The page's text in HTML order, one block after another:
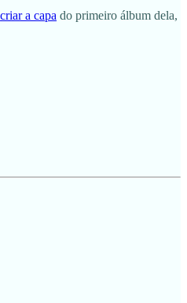
criar a capa do primeiro álbum dela,